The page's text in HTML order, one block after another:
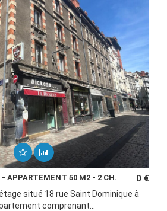
- APPARTEMENT 50 M2 - 2 CH. 0 €
situé 18 rue Saint Dominique à
comprenant...